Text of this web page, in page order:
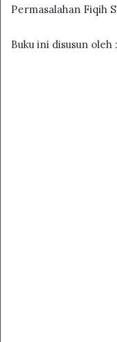
Permasalahan Fiqih
Buku ini disusun oleh